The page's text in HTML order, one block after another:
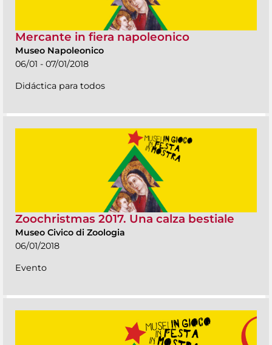
Mercante in fiera napoleonico
Museo Napoleonico
06/01 - 07/01/2018
Didáctica para todos
Zoochristmas 2017. Una calza bestiale
Museo Civico di Zoologia
06/01/2018
Evento